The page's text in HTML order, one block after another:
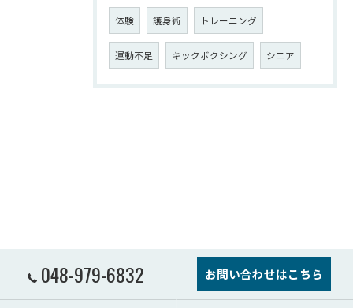
体験 護身術 トレーニング
運動不足 キックボクシング シニア
048-979-6832 お問い合わせはこちら